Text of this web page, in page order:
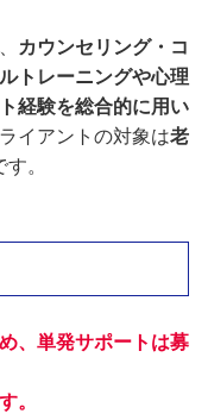
カウンセリング・コ
トレーニングや心理
経験を総合的に用い
イアントの対象は老
。
、単発サポートは募
。